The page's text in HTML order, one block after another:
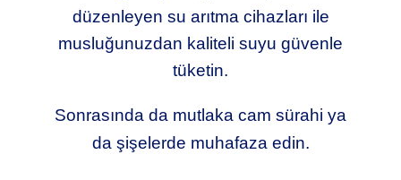
düzenleyen su arıtma cihazları ile
musluğunuzdan kaliteli suyu güvenle
tüketin.
Sonrasında da mutlaka cam sürahi ya
da şişelerde muhafaza edin.